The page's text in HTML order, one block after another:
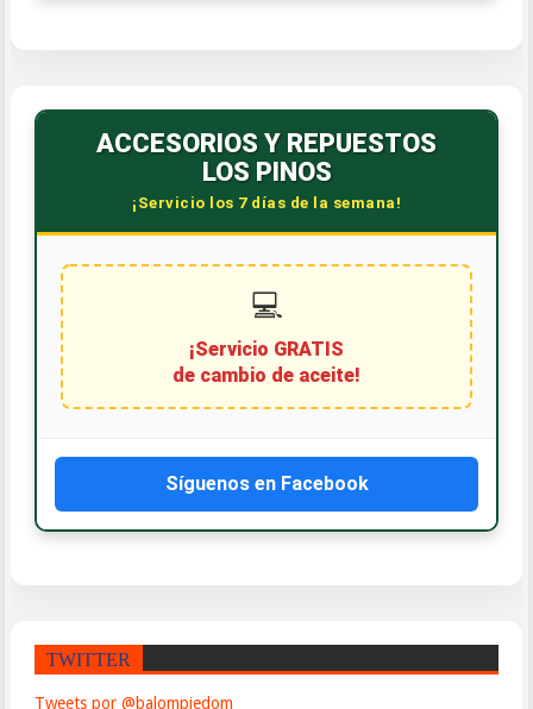
ACCESORIOS Y REPUESTOS
LOS PINOS
¡Servicio los 7 días de la semana!
💻
¡Servicio GRATIS
de cambio de aceite!
Síguenos en Facebook
TWITTER
Tweets por @balompiedom